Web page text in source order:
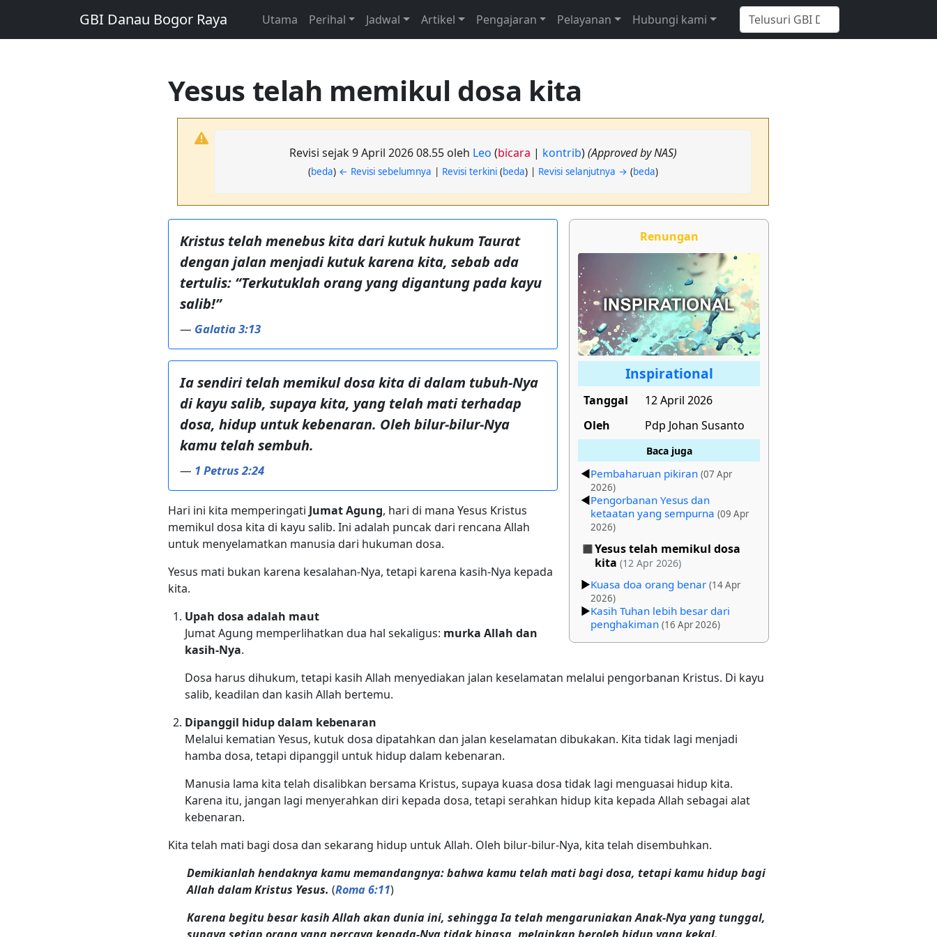
GBI Danau Bogor Raya Utama Perihal Jadwal Artikel Pengajaran Pelayanan Hubungi kami
Yesus telah memikul dosa kita
Revisi sejak 9 April 2026 08.55 oleh Leo (bicara | kontrib)(Approved by NAS)
(beda) ← Revisi sebelumnya | Revisi terkini(beda) | Revisi selanjutnya → (beda)
Renungan
Inspirational
Tanggal
12 April 2026
Oleh
Pdp Johan Susanto
Baca juga
Pembaharuan pikiran (07 Apr
2026)
Pengorbanan Yesus dan
ketaatan yang sempurna (09 Apr
2026)
Yesus telah memikul dosa
kita (12 Apr 2026)
Kuasa doa orang benar (14 Apr
2026)
Kasih Tuhan lebih besar dari
penghakiman (16 Apr 2026)
Kristus telah menebus kita dari kutuk hukum Taurat
dengan jalan menjadi kutuk karena kita, sebab ada
tertulis: “Terkutuklah orang yang digantung pada kayu
salib!”
— Galatia 3:13
Ia sendiri telah memikul dosa kita di dalam tubuh-Nya
di kayu salib, supaya kita, yang telah mati terhadap
dosa, hidup untuk kebenaran. Oleh bilur-bilur-Nya
kamu telah sembuh.
— 1 Petrus 2:24
Hari ini kita memperingati Jumat Agung, hari di mana Yesus Kristus
memikul dosa kita di kayu salib. Ini adalah puncak dari rencana Allah
untuk menyelamatkan manusia dari hukuman dosa.
Yesus mati bukan karena kesalahan-Nya, tetapi karena kasih-Nya kepada
kita.
Upah dosa adalah maut
Jumat Agung memperlihatkan dua hal sekaligus: murka Allah dan
kasih-Nya.
Dosa harus dihukum, tetapi kasih Allah menyediakan jalan keselamatan melalui pengorbanan Kristus. Di kayu
salib, keadilan dan kasih Allah bertemu.
Dipanggil hidup dalam kebenaran
Melalui kematian Yesus, kutuk dosa dipatahkan dan jalan keselamatan dibukakan. Kita tidak lagi menjadi
hamba dosa, tetapi dipanggil untuk hidup dalam kebenaran.
Manusia lama kita telah disalibkan bersama Kristus, supaya kuasa dosa tidak lagi menguasai hidup kita.
Karena itu, jangan lagi menyerahkan diri kepada dosa, tetapi serahkan hidup kita kepada Allah sebagai alat
kebenaran.
Kita telah mati bagi dosa dan sekarang hidup untuk Allah. Oleh bilur-bilur-Nya, kita telah disembuhkan.
Demikianlah hendaknya kamu memandangnya: bahwa kamu telah mati bagi dosa, tetapi kamu hidup bagi
Allah dalam Kristus Yesus. (Roma 6:11)
Karena begitu besar kasih Allah akan dunia ini, sehingga Ia telah mengaruniakan Anak-Nya yang tunggal,